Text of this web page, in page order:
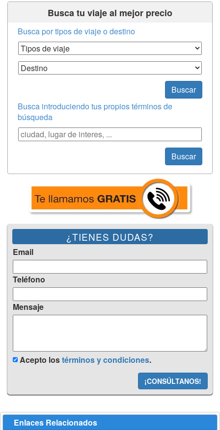
Busca tu viaje al mejor precio
Busca por tipos de viaje o destino
Tipos de Viaje
Destino
Buscar
Busca introduciendo tus propios términos de
búsqueda
Búsqueda
Buscar
¿TIENES DUDAS?
Email
Teléfono
Mensaje
Acepto lostérminos y condiciones.
¡CONSÚLTANOS!
Enlaces Relacionados